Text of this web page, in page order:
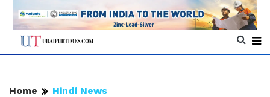
Home Hindi News